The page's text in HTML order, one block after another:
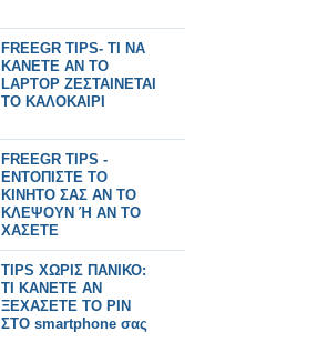
FREEGR TIPS- ΤΙ ΝΑ
ΚΑΝΕΤΕ ΑΝ ΤΟ
LAPTOP ΖΕΣΤΑΙΝΕΤΑΙ
ΤΟ ΚΑΛΟΚΑΙΡΙ
FREEGR TIPS -
ΕΝΤΟΠΙΣΤΕ ΤΟ
ΚΙΝΗΤΟ ΣΑΣ ΑΝ ΤΟ
ΚΛΕΨΟΥΝ Ή ΑΝ ΤΟ
ΧΑΣΕΤΕ
TIPS ΧΩΡΙΣ ΠΑΝΙΚΟ:
ΤΙ ΚΑΝΕΤΕ ΑΝ
ΞΕΧΑΣΕΤΕ ΤΟ PIN
ΣΤΟ smartphone σας